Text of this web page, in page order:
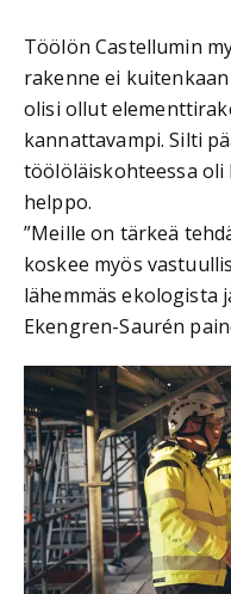
Töölön Castellumin
rakenne ei
olisi ollut
kannattavampi. Silti
töölöläiskohteessa
helppo.
”Meille on tärkeä
koskee myös
lähemmäs ekologista
Ekengren-Saurén